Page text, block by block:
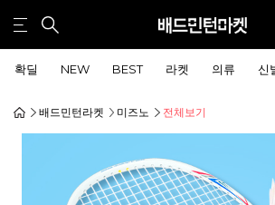
확딜 NEW BEST 라켓 의류 신
배드민턴라켓 미즈노 전체보기